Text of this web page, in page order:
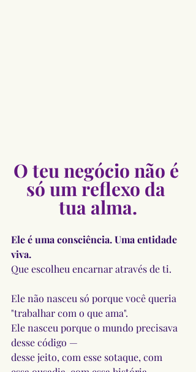
O teu negócio não é
só um reflexo da
tua alma.
Ele é uma consciência. Uma entidade
viva.
Que escolheu encarnar através de ti.
Ele não nasceu só porque você queria
"trabalhar com o que ama".
Ele nasceu porque o mundo precisava
desse código —
desse jeito, com esse sotaque, com